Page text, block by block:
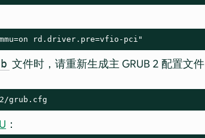
rd.driver.pre=vfio-pci"
文件时，请重新生成主 GRUB 2 配置文件
grub.cfg
：